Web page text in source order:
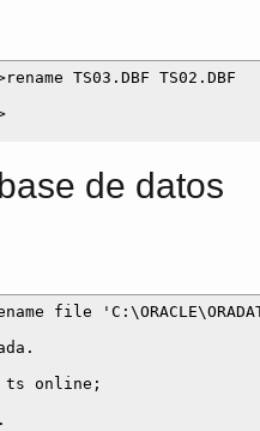
TS03.DBF TS02.DBF
de datos
file
ts online;